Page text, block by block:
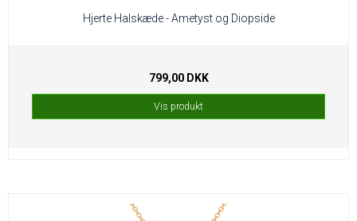
Hjerte Halskæde - Ametyst og Diopside
799,00 DKK
Vis produkt